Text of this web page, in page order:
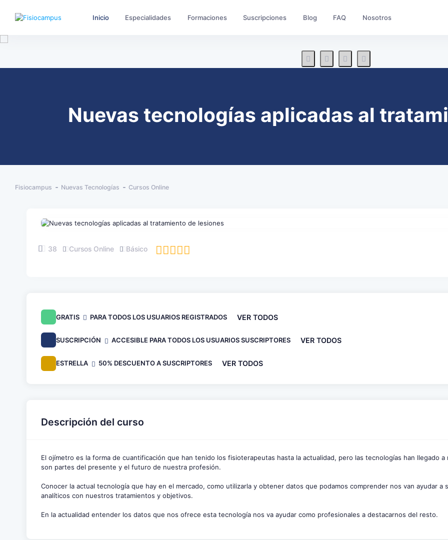
Inicio Especialidades Formaciones Suscripciones Blog FAQ Nosotros
Nuevas tecnologías aplicadas al
Fisiocampus Nuevas Tecnologías Cursos Online
38 Cursos Online Básico
GRATIS PARA TODOS LOS USUARIOS REGISTRADOS VER TODOS
SUSCRIPCIÓN ACCESIBLE PARA TODOS LOS USUARIOS SUSCRIPTORES VER TODOS
ESTRELLA 50% DESCUENTO A SUSCRIPTORES VER TODOS
Descripción del curso
El ojímetro es la forma de cuantificación que han tenido los fisioterapeutas hasta la actualidad, pero las tecnologías han llegado a
son partes del presente y el futuro de nuestra profesión.
Conocer la actual tecnología que hay en el mercado, como utilizarla y obtener datos que podamos comprender nos van ayudar a
analíticos con nuestros tratamientos y objetivos.
En la actualidad entender los datos que nos ofrece esta tecnología nos va ayudar como profesionales a destacarnos del resto.